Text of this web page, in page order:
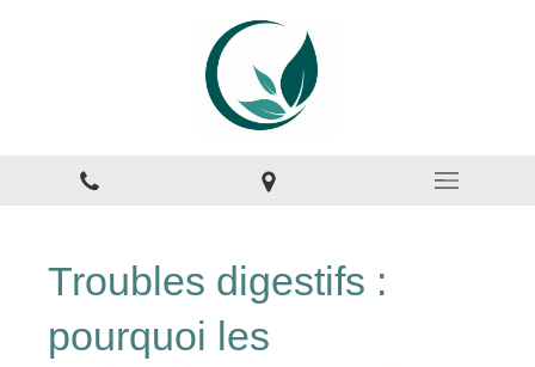
Troubles digestifs :
pourquoi les